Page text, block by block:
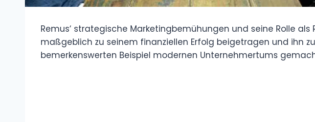
Remus‘ strategische Marketingbemühungen und seine Rolle als
maßgeblich zu seinem finanziellen Erfolg beigetragen und ihn
bemerkenswerten Beispiel modernen Unternehmertums